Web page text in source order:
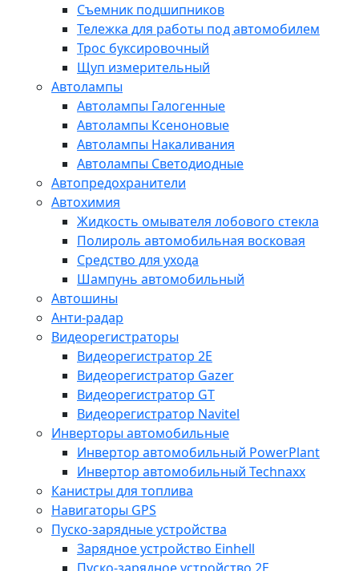
Съемник подшипников
Тележка для работы под автомобилем
Трос буксировочный
Щуп измерительный
Автолампы
Автолампы Галогенные
Автолампы Ксеноновые
Автолампы Накаливания
Автолампы Светодиодные
Автопредохранители
Автохимия
Жидкость омывателя лобового стекла
Полироль автомобильная восковая
Средство для ухода
Шампунь автомобильный
Автошины
Анти-радар
Видеорегистраторы
Видеорегистратор 2E
Видеорегистратор Gazer
Видеорегистратор GT
Видеорегистратор Navitel
Инверторы автомобильные
Инвертор автомобильный PowerPlant
Инвертор автомобильный Technaxx
Канистры для топлива
Навигаторы GPS
Пуско-зарядные устройства
Зарядное устройство Einhell